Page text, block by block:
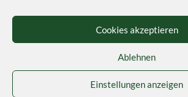
Cookies akzeptieren
Ablehnen
Einstellungen anzeigen